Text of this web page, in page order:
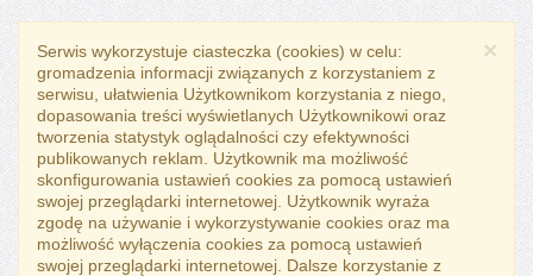
×
Serwis wykorzystuje ciasteczka (cookies) w celu:
gromadzenia informacji związanych z korzystaniem z
serwisu, ułatwienia Użytkownikom korzystania z niego,
dopasowania treści wyświetlanych Użytkownikowi oraz
tworzenia statystyk oglądalności czy efektywności
publikowanych reklam. Użytkownik ma możliwość
skonfigurowania ustawień cookies za pomocą ustawień
swojej przeglądarki internetowej. Użytkownik wyraża
zgodę na używanie i wykorzystywanie cookies oraz ma
możliwość wyłączenia cookies za pomocą ustawień
swojej przeglądarki internetowej. Dalsze korzystanie z